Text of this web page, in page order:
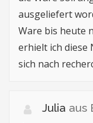
ausgeliefert
Ware bis heute
erhielt ich diese
sich nach
Julia aus